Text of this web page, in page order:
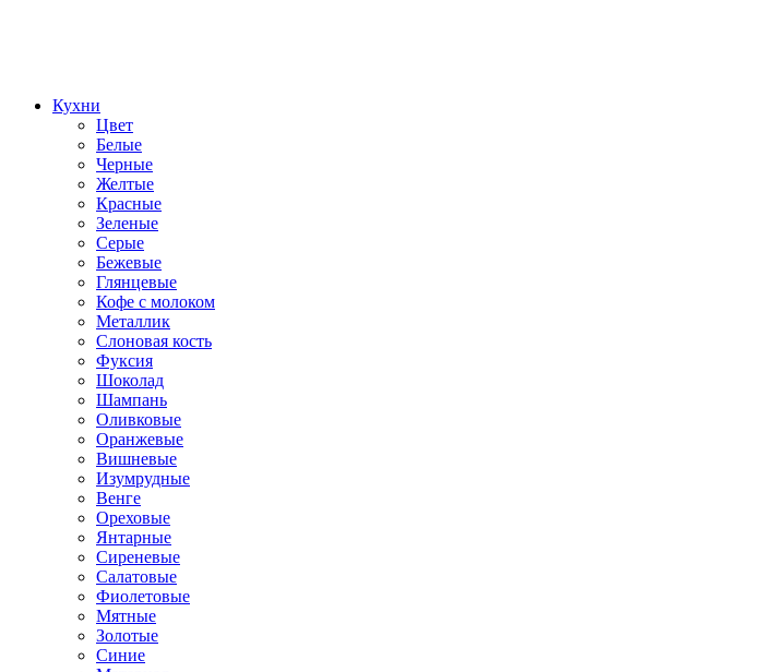
Кухни
Цвет
Белые
Черные
Желтые
Красные
Зеленые
Серые
Бежевые
Глянцевые
Кофе с молоком
Металлик
Слоновая кость
Фуксия
Шоколад
Шампань
Оливковые
Оранжевые
Вишневые
Изумрудные
Венге
Ореховые
Янтарные
Сиреневые
Салатовые
Фиолетовые
Мятные
Золотые
Синие